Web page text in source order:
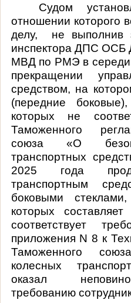
Судом
отношении которого
делу, не выполнив
инспектора ДПС ОСБ
МВД по РМЭ в
прекращении
средством, на
(передние боковые),
которых не
Таможенного
союза «О
транспортных
2025 года
транспортным
боковыми стеклами,
которых
соответствует
приложения N 8 к
Таможенного
колесных
оказал
требованию